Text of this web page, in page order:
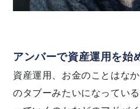
アンバーで資産運用を始
資産運用、お金のことはな
のタブーみたいになってい